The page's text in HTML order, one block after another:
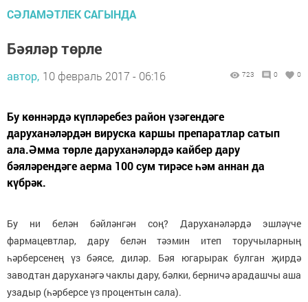
СӘЛАМӘТЛЕК САГЫНДА
Бәяләр төрле
автор, 10 февраль 2017 - 06:16 723 0 0
Бу көннәрдә күпләребез район үзәгендәге
даруханәләрдән вируска каршы препаратлар сатып
ала.Әмма төрле даруханәләрдә кайбер дару
бәяләрендәге аерма 100 сум тирәсе һәм аннан да
күбрәк.
Бу ни белән бәйләнгән соң? Даруханәләрдә эшләүче
фармацевтлар, дару белән тәэмин итеп торучыларның
һәрберсенең үз бәясе, диләр. Бәя югарырак булган җирдә
заводтан даруханәгә чаклы дару, бәлки, берничә арадашчы аша
узадыр (һәрберсе үз процентын сала).